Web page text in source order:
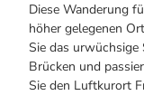
Diese Wanderung
höher gelegenen
Sie das urwüchsige
Brücken und
Sie den Luftkurort